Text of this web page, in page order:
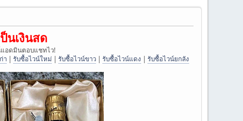
นเงินสด
แอดมินตอบแชทไว!
า | รับซื้อไวน์ใหม่ | รับซื้อไวน์ขาว | รับซื้อไวน์แดง | รับซื้อไวน์ยกลัง